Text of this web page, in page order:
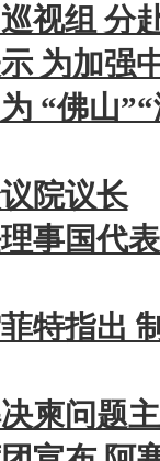
视组 分
为加强
“佛山
院议长
事国代
特指出
柬问题